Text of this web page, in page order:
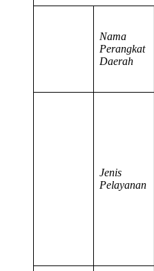
Nama
Perangkat
Daerah
Jenis
Pelayanan